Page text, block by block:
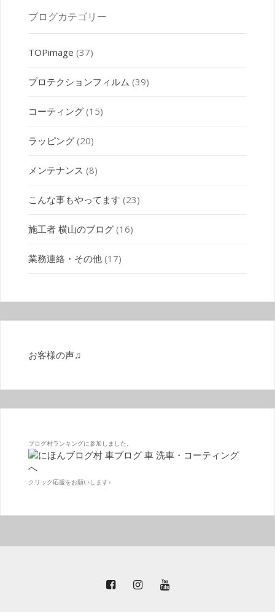
ブログカテゴリー
TOPimage (37)
プロテクションフィルム (39)
コーティング(15)
ラッピング(20)
メンテナンス (8)
こんな事もやってます (23)
施工者 横山のブログ(16)
業務連絡・その他(17)
お客様の声♫
ブログ村ランキングに参加しました。
クリック応援をお願いします♪